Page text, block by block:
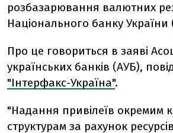
розбазарювання валютних
Національного банку України
Про це говориться в заяві
українських банків (АУБ),
"Інтерфакс-Україна".
"Надання привілеїв окремим
структурам за рахунок